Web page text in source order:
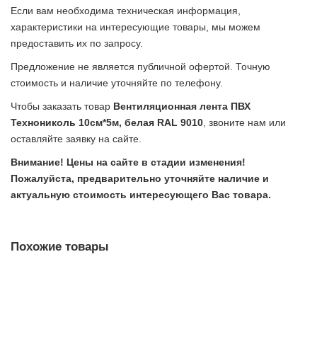
Если вам необходима техническая информация,
характеристики на интересующие товары, мы можем
предоставить их по запросу.
Предложение не является публичной офертой. Точную
стоимость и наличие уточняйте по телефону.
Чтобы заказать товар Вентиляционная лента ПВХ
Технониколь 10см*5м, белая RAL 9010 , звоните нам или
оставляйте заявку на сайте.
Внимание! Цены на сайте в стадии изменения!
Пожалуйста, предварительно уточняйте наличие и
актуальную стоимость интересующего Вас товара.
Похожие товары